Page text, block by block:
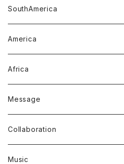
SouthAmerica
America
Africa
Message
Collaboration
Music